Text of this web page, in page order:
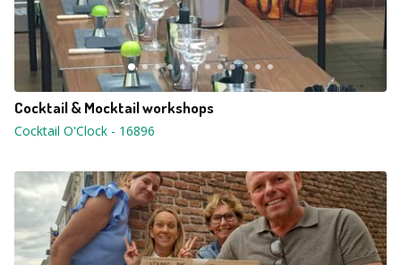
Cocktail & Mocktail workshops
Cocktail O'Clock - 16896